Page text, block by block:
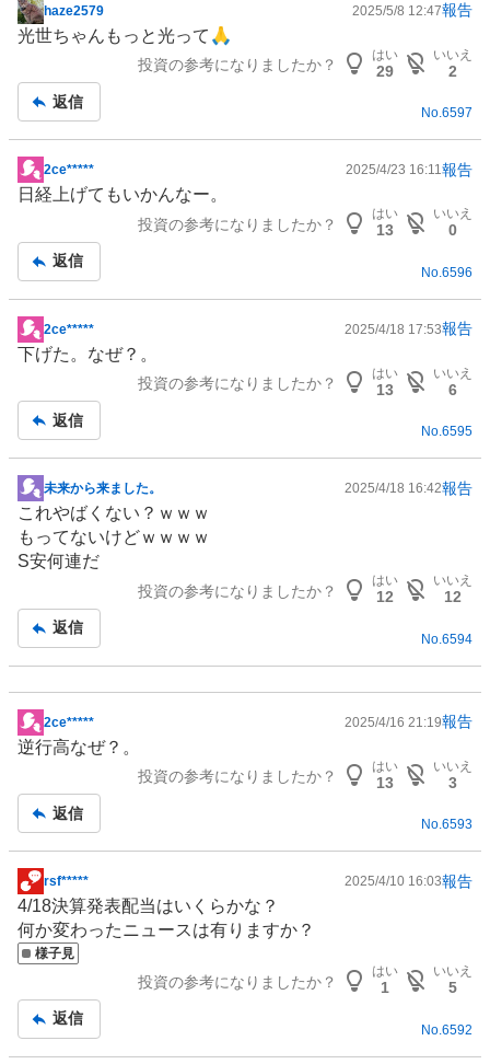
掲
示
事
haze2579 2025/5/8 12:47報告
光世ちゃんもっと光って🙏
投資の参考になりましたか？
はい
29
いいえ
2
返信
No.6597
掲
示
事
2ce***** 2025/4/23 16:11報告
日経上げてもいかんなー。
投資の参考になりましたか？
はい
13
いいえ
0
返信
No. 6596
掲
示
事
2ce***** 2025/4/18 17:53報告
下げた。なぜ？。
投資の参考になりましたか？
はい
13
いいえ
6
返信
No.6595
掲
示
板
記
未来から来ました。 2025/4/18 16:42報告
これやばくない？ｗｗｗ
もってないけどｗｗｗｗ
S安何連だ
投資の参考になりましたか？
はい
12
いいえ
12
返信
No. 6594
掲
示
事
2ce***** 2025/4/16 21:19報告
逆行高なぜ？。
投資の参考になりましたか？
はい
13
いいえ
3
返信
No.6593
掲
示
板
記
rsf***** 2025/4/10 16:03報告
4/18決算発表配当はいくらかな？
何か変わったニュースは有りますか？
様子見
投資の参考になりましたか？
はい
1
いいえ
5
返信
No. 6592